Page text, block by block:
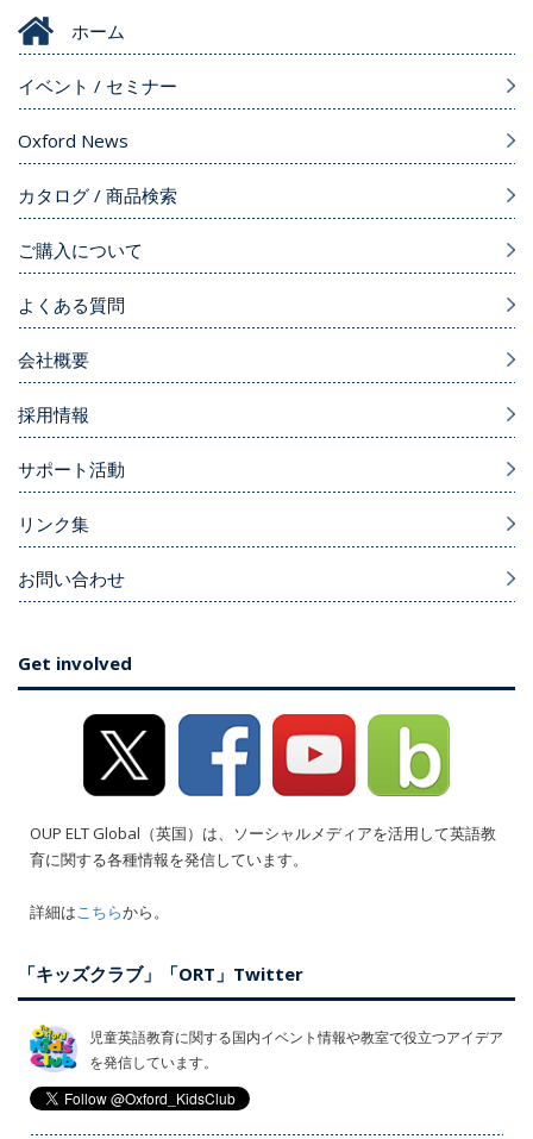
ホーム
イベント / セミナー
Oxford News
カタログ / 商品検索
ご購入について
よくある質問
会社概要
採用情報
サポート活動
リンク集
お問い合わせ
Get involved
OUP ELT Global（英国）は、ソーシャルメディアを活用して英語教
育に関する各種情報を発信しています。
詳細はこちらから。
「キッズクラブ」「ORT」Twitter
児童英語教育に関する国内イベント情報や教室で役立つアイデア
を発信しています。